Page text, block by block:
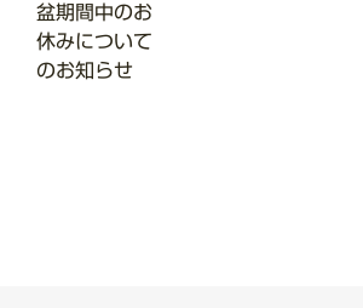
盆期間中のお
休みについて
のお知らせ